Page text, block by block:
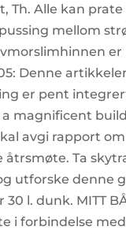
Th. Alle kan
mellom
Denne
er pent
magnificent
avgi rapport
Ta
utforske denne
l. dunk. MITT
i forbindelse